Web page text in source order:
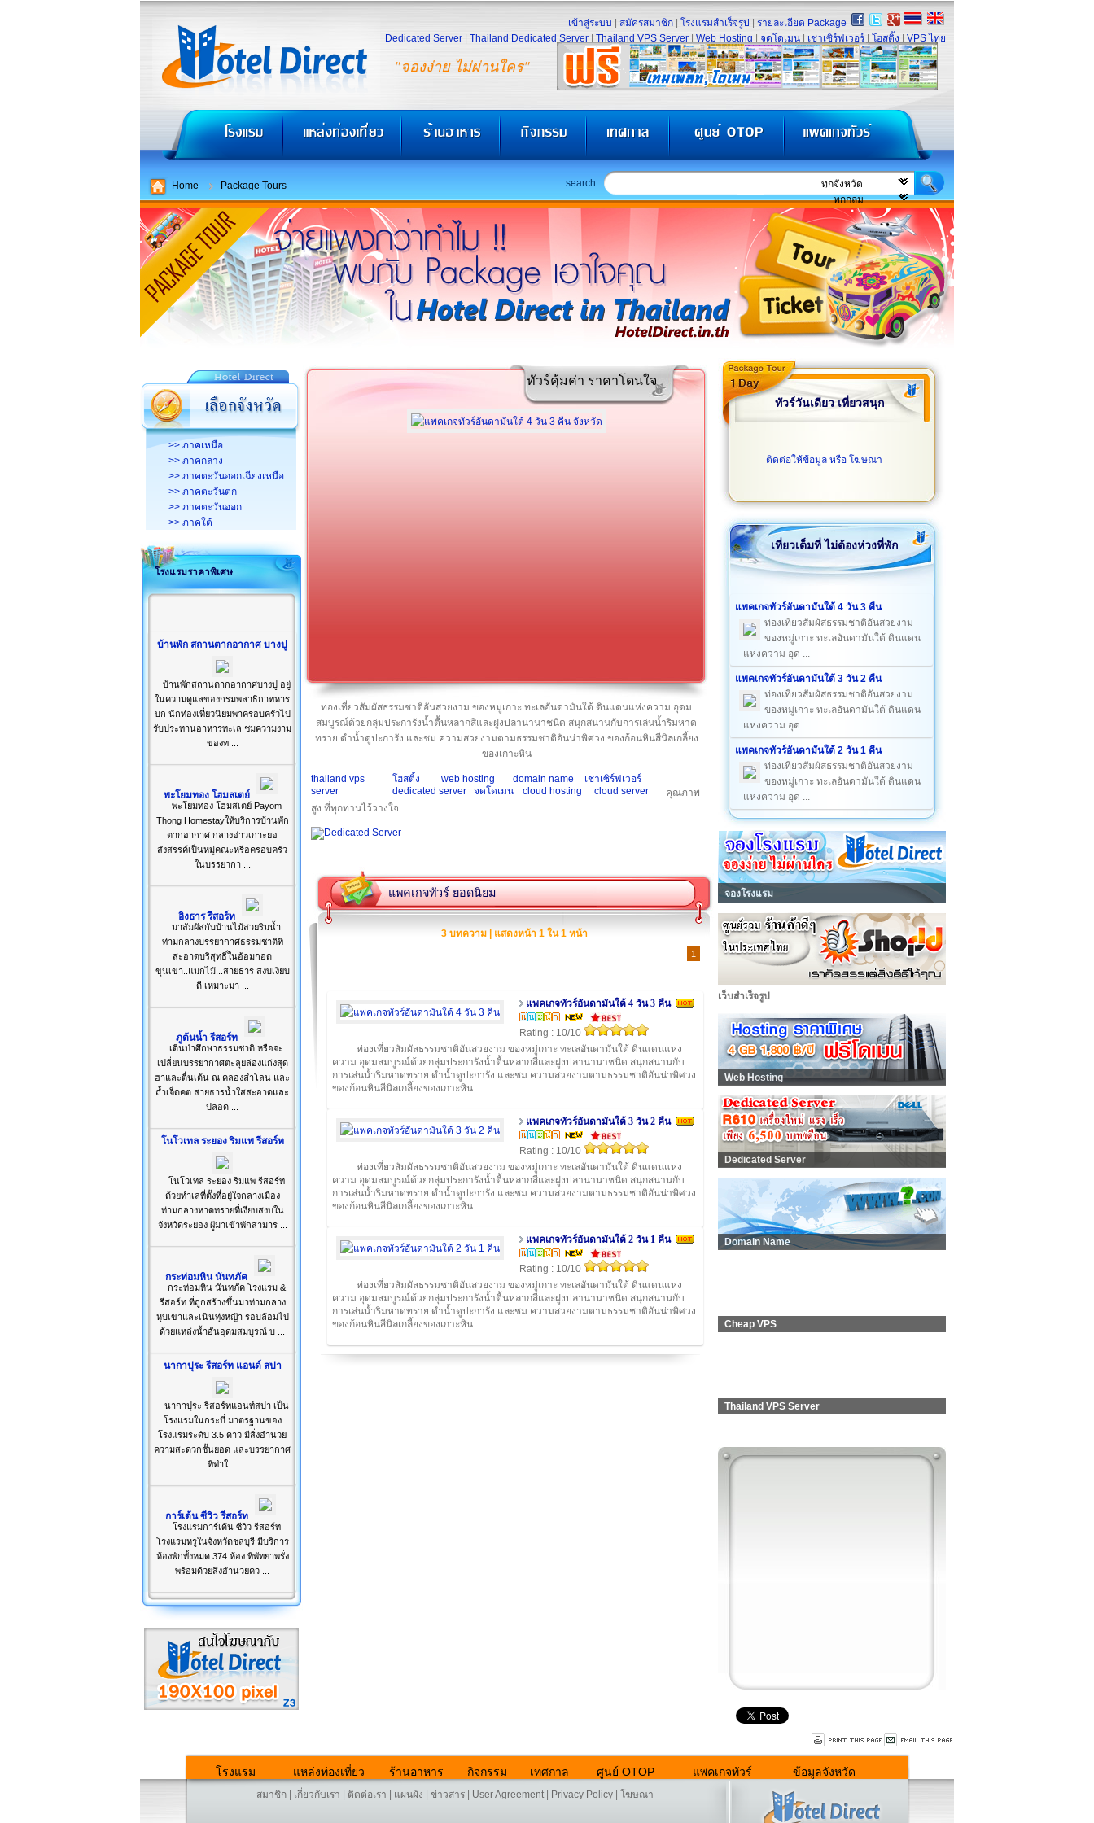
"จองง่าย ไม่ผ่านใคร"
เข้าสู่ระบบ สมัครสมาชิก โรงแรมสำเร็จรูป
รายละเอียด Package
Dedicated Server
Thailand Dedicated Server Thailand VPS Server Web Hosting จดโดเมน เช่าเซิร์ฟเวอร์ โฮสติ้ง VPS ไทย
Home Package Tours search
>> ภาคเหนือ
>> ภาคกลาง
>> ภาคตะวันออกเฉียงเหนือ
>> ภาคตะวันตก
>> ภาคตะวันออก
>> ภาคใต้
โรงแรมราคาพิเศษ
บ้านพัก สถานตากอากาศ บางปู
บ้านพักสถานตากอากาศบางปู อยู่
ในความดูแลของกรมพลาธิกาทหาร
บก นักท่องเที่ยวนิยมพาครอบครัวไป
รับประทานอาหารทะเล ชมความงาม
ของท ...
พะโยมทอง โฮมสเตย์
พะโยมทอง โฮมสเตย์ Payom
Thong Homestayให้บริการบ้านพัก
ตากอากาศ กลางอ่าวเกาะยอ
สังสรรค์เป็นหมู่คณะหรือครอบครัว
ในบรรยากา ...
อิงธาร รีสอร์ท
มาสัมผัสกับบ้านไม้สวยริมน้ำ
ท่ามกลางบรรยากาศธรรมชาติที่
สะอาดบริสุทธิ์ในอ้อมกอด
ขุนเขา..แมกไม้...สายธาร สงบเงียบ
ดี เหมาะมา ...
ภูต้นน้ำ รีสอร์ท
เดินป่าศึกษาธรรมชาติ หรือจะ
เปลี่ยนบรรยากาศตะลุยล่องแก่งสุด
ฮาและตื่นเต้น ณ คลองลำโลน และ
ถ้ำเจ็ดคต สายธารน้ำใสสะอาดและ
ปลอด ...
โนโวเทล ระยอง ริมแพ รีสอร์ท
โนโวเทล ระยอง ริมแพ รีสอร์ท
ด้วยทำเลที่ตั้งที่อยู่ใจกลางเมือง
ท่ามกลางหาดทรายที่เงียบสงบใน
จังหวัดระยอง ผู้มาเข้าพักสามาร ...
กระท่อมหิน นันทภัค
กระท่อมหิน นันทภัค โรงแรม &
รีสอร์ท ที่ถูกสร้างขึ้นมาท่ามกลาง
หุบเขาและเนินทุ่งหญ้า รอบล้อมไป
ด้วยแหล่งน้ำอันอุดมสมบูรณ์ บ ...
นากาปุระ รีสอร์ท แอนด์ สปา
นากาปุระ รีสอร์ทแอนท์สปา เป็น
โรงแรมในกระบี่ มาตรฐานของ
โรงแรมระดับ 3.5 ดาว มีสิ่งอำนวย
ความสะดวกชั้นยอด และบรรยากาศ
ที่ทำใ ...
การ์เด้น ซีวิว รีสอร์ท
โรงแรมการ์เด้น ซีวิว รีสอร์ท
โรงแรมหรูในจังหวัดชลบุรี มีบริการ
ห้องพักทั้งหมด 374 ห้อง ที่พัทยาพรั่ง
พร้อมด้วยสิ่งอำนวยคว ...
ทัวร์คุ้มค่า ราคาโดนใจ
ท่องเที่ยวสัมผัสธรรมชาติอันสวยงาม ของหมู่เกาะ ทะเลอันดามันใต้ ดินแดนแห่งความ อุดม
สมบูรณ์ด้วยกลุ่มประการังน้ำตื้นหลากสีและฝูงปลานานาชนิด สนุกสนานกับการเล่นน้ำริมหาด
ทราย ดำน้ำดูปะการัง และชม ความสวยงามตามธรรมชาติอันน่าพิศวง ของก้อนหินสีนิลเกลี้ยง
ของเกาะหิน
thailand vps
server
โฮสติ้ง web hosting domain name
เช่าเซิร์ฟเวอร์
dedicated server
จดโดเมน cloud hosting cloud server
คุณภาพ
สูง ที่ทุกท่านไว้วางใจ
แพคเกจทัวร์ ยอดนิยม
3 บทความ | แสดงหน้า 1 ใน 1 หน้า
1
แพคเกจทัวร์อันดามันใต้ 4 วัน 3 คืน
Rating : 10/10
ท่องเที่ยวสัมผัสธรรมชาติอันสวยงาม ของหมู่เกาะ ทะเลอันดามันใต้ ดินแดนแห่ง
ความ อุดมสมบูรณ์ด้วยกลุ่มประการังน้ำตื้นหลากสีและฝูงปลานานาชนิด สนุกสนานกับ
การเล่นน้ำริมหาดทราย ดำน้ำดูปะการัง และชม ความสวยงามตามธรรมชาติอันน่าพิศวง
ของก้อนหินสีนิลเกลี้ยงของเกาะหิน
แพคเกจทัวร์อันดามันใต้ 3 วัน 2 คืน
Rating : 10/10
ท่องเที่ยวสัมผัสธรรมชาติอันสวยงาม ของหมู่เกาะ ทะเลอันดามันใต้ ดินแดนแห่ง
ความ อุดมสมบูรณ์ด้วยกลุ่มประการังน้ำตื้นหลากสีและฝูงปลานานาชนิด สนุกสนานกับ
การเล่นน้ำริมหาดทราย ดำน้ำดูปะการัง และชม ความสวยงามตามธรรมชาติอันน่าพิศวง
ของก้อนหินสีนิลเกลี้ยงของเกาะหิน
แพคเกจทัวร์อันดามันใต้ 2 วัน 1 คืน
Rating : 10/10
ท่องเที่ยวสัมผัสธรรมชาติอันสวยงาม ของหมู่เกาะ ทะเลอันดามันใต้ ดินแดนแห่ง
ความ อุดมสมบูรณ์ด้วยกลุ่มประการังน้ำตื้นหลากสีและฝูงปลานานาชนิด สนุกสนานกับ
การเล่นน้ำริมหาดทราย ดำน้ำดูปะการัง และชม ความสวยงามตามธรรมชาติอันน่าพิศวง
ของก้อนหินสีนิลเกลี้ยงของเกาะหิน
ทัวร์วันเดียว เที่ยวสนุก
ติดต่อให้ข้อมูล หรือ โฆษณา
เที่ยวเต็มที่ ไม่ต้องห่วงที่พัก
แพคเกจทัวร์อันดามันใต้ 4 วัน 3 คืน
ท่องเที่ยวสัมผัสธรรมชาติอันสวยงาม
ของหมู่เกาะ ทะเลอันดามันใต้ ดินแดน
แห่งความ อุด ...
แพคเกจทัวร์อันดามันใต้ 3 วัน 2 คืน
ท่องเที่ยวสัมผัสธรรมชาติอันสวยงาม
ของหมู่เกาะ ทะเลอันดามันใต้ ดินแดน
แห่งความ อุด ...
แพคเกจทัวร์อันดามันใต้ 2 วัน 1 คืน
ท่องเที่ยวสัมผัสธรรมชาติอันสวยงาม
ของหมู่เกาะ ทะเลอันดามันใต้ ดินแดน
แห่งความ อุด ...
จองโรงแรม
เว็บสำเร็จรูป
Web Hosting
Dedicated Server
Domain Name
Cheap VPS
Thailand VPS Server
โรงแรม แหล่งท่องเที่ยว ร้านอาหาร กิจกรรม เทศกาล ศูนย์ OTOP แพคเกจทัวร์ ข้อมูลจังหวัด
สมาชิก เกี่ยวกับเรา ติดต่อเรา แผนผัง ข่าวสาร User Agreement| Privacy Policy โฆษณา